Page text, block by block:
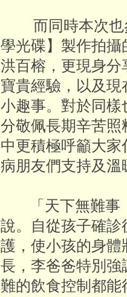
而同時本次也
學光碟】製作拍
洪百榕，更現身
寶貴經驗，以及
小趣事。對於同
分敬佩長期辛苦
中更積極呼籲大
病朋友們支持及溫
「天下無難事
說。自從孩子確
護，使小孩的身
長，李爸爸特別
難的飲食控制都